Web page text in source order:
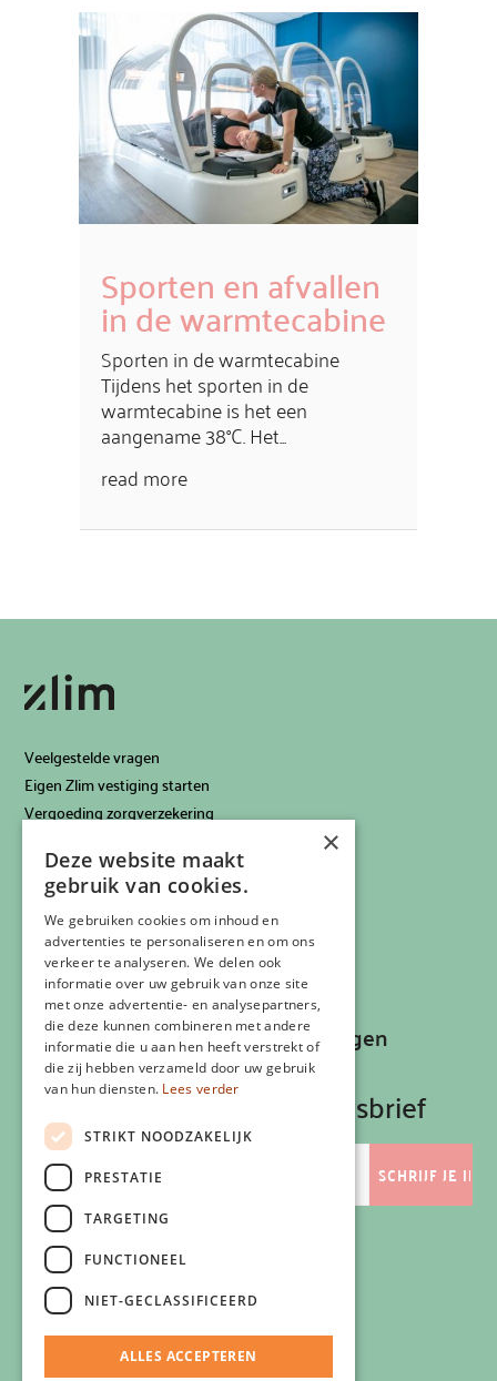
Sporten en afvallen
in de warmtecabine
Sporten in de warmtecabine
Tijdens het sporten in de
warmtecabine is het een
aangename 38°C. Het...
read more
Veelgestelde vragen
Eigen Zlim vestiging starten
Vergoeding zorgverzekering
Privacyverklaring
Cookiebeleid
Klachtenregeling
Algemene voorwaarden
Contactgegevens
Recepten, inspiratie en aanbiedingen
ontvangen?
Schrijf je in op onze nieuwsbrief
mailadres
Volg ons
×
Deze website maakt
gebruik van cookies.
We gebruiken cookies om inhoud en
advertenties te personaliseren en om ons
verkeer te analyseren. We delen ook
informatie over uw gebruik van onze site
met onze advertentie- en analysepartners,
die deze kunnen combineren met andere
informatie die u aan hen heeft verstrekt of
die zij hebben verzameld door uw gebruik
van hun diensten. Lees verder
STRIKT NOODZAKELIJK
PRESTATIE
TARGETING
FUNCTIONEEL
NIET-GECLASSIFICEERD
ALLES ACCEPTEREN